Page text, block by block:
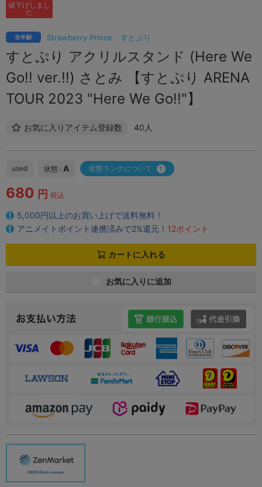
Strawberry Prince すとぷり
全年齢
すとぷり アクリルスタンド (Here We
Go!! ver.!!) さとみ 【すとぷり ARENA
TOUR 2023 "Here We Go!!"】
お気に入りアイテム登録数 40人
値下げしまし
た
used 状態 : A 状態ランクについて
680 円 税込
5,000円以上のお買い上げで送料無料！
アニメイトポイント連携済みで2%還元！ 12ポイント
カートに入れる
お気に入りに追加